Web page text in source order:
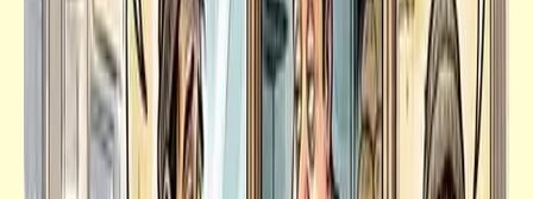
قاموسنا
إدي العيش لخبّازه ولو ياكل نُصه | معنى وأصل
وقصة أمثال شعبية (6)